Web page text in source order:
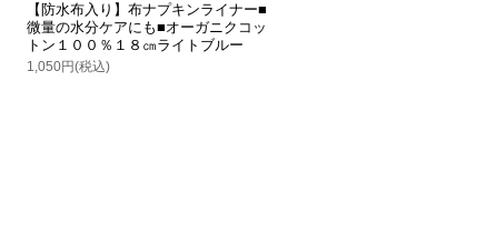
【防水布入り】布ナプキンライナー■
微量の水分ケアにも■オーガニクコッ
トン１００％１８㎝ライトブルー
1,050円(税込)